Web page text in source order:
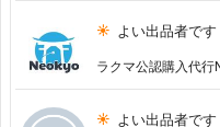
よい出品者です
ラクマ公認購入代行
よい出品者です